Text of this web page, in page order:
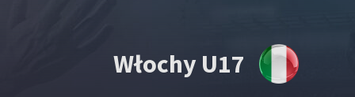
Włochy U17